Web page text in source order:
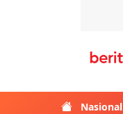
Nasional